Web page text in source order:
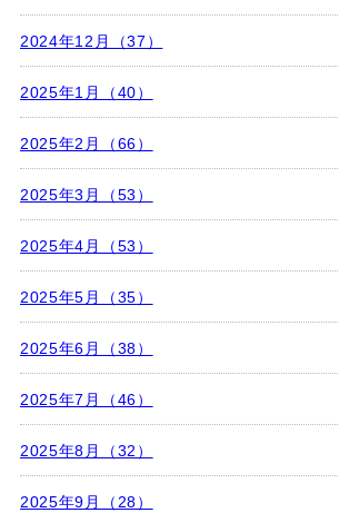
2024年12月（37）
2025年1月（40）
2025年2月（66）
2025年3月（53）
2025年4月（53）
2025年5月（35）
2025年6月（38）
2025年7月（46）
2025年8月（32）
2025年9月（28）